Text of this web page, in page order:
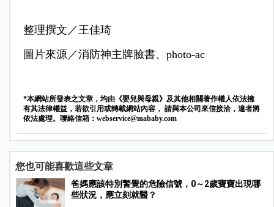
整理撰文／王佳琦
圖片來源／消防神主牌臉書、photo-ac
*本網站所發表之文章，均由《嬰兒與母親》及其他相關著作權人依法擁
有其法律權益，若欲引用或轉載網站內容， 請與本公司來信接洽，違者將
依法處理。聯絡信箱： webservice@mababy.com
您也可能喜歡這些文章
爸媽應該特別警覺的危險信號，0～2歲寶寶出現哪
些狀況，應立刻就醫？